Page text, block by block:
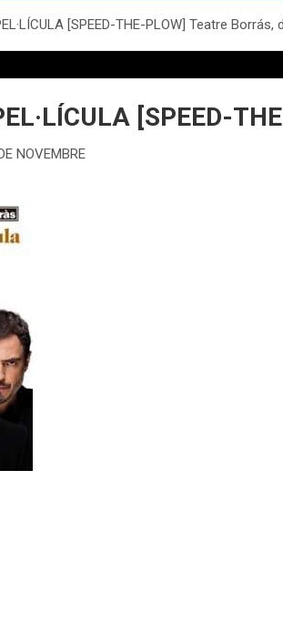
[SPEED-THE-PLOW] Teatre
[SPEED-
NOVEMBRE